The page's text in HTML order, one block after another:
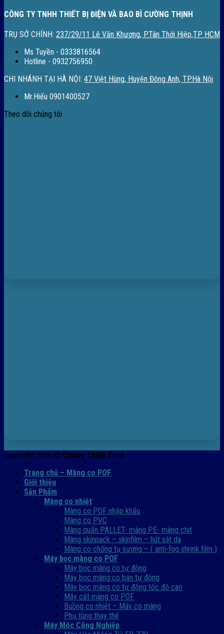
CÔNG TY TNHH THIẾT BỊ ĐIỆN VÀ BAO BÌ CƯỜNG THỊNH
TRỤ SỞ CHÍNH: 237/29/11 Lê Văn Khương, P.Tân Thới Hiệp,TP HCM
Ms Tuyền - 0333816564
Hotline - 0932756950
CHI NHÁNH TẠI HÀ NỘI: 47 Việt Hùng, Huyện Đông Anh, TP.Hà Nội
Mr.Hiếu 0901400527
Theo dõi chúng tôi
Copyright 2026 © Cường Thịnh Tech
Trang chủ – Màng co POF
Giới thiệu
Sản Phẩm
Màng co nhiệt
Màng co POF nhập khẩu
Màng co PVC
Màng quấn PALLET- màng PE- màng chit
Màng skinpack – skinfilm – hút sát da
Màng co chống tụ sương – ( anti-fog shrink film )
Máy bọc màng co POF
Máy bọc màng co tự động
Máy bọc màng co bán tự động
Máy bọc màng co tự động tốc độ cao
Máy cắt màng co POF
Buồng co nhiệt – Máy co màng
Phụ tùng thay thế
Máy Móc Công Nghiệp